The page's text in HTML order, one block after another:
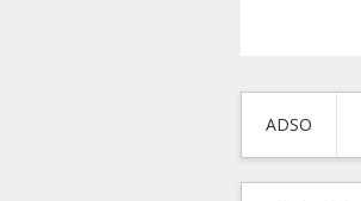
ADSO